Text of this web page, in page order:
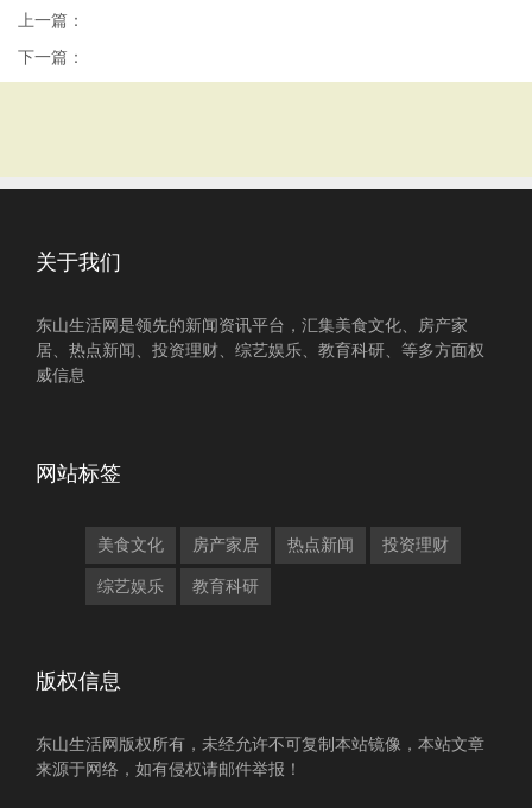
上一篇：
下一篇：
关于我们
东山生活网是领先的新闻资讯平台，汇集美食文化、房产家
居、热点新闻、投资理财、综艺娱乐、教育科研、等多方面权
威信息
网站标签
美食文化 房产家居 热点新闻 投资理财
综艺娱乐 教育科研
版权信息
东山生活网版权所有，未经允许不可复制本站镜像，本站文章
来源于网络，如有侵权请邮件举报！